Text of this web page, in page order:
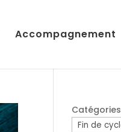
Accompagnement
Catégories